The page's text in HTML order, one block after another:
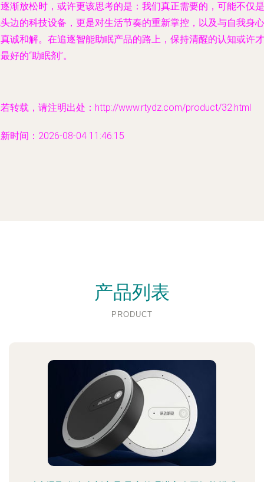
渐放松时，或许更该思考的是：我们真正需要的，可能不仅是
边的科技设备，更是对生活节奏的重新掌控，以及与自我身心
诚和解。在追逐智能助眠产品的路上，保持清醒的认知或许才
好的“助眠剂”。
转载，请注明出处：http://www.rtydz.com/product/32.html
时间：2026-08-04 11:46:15
产品列表
PRODUCT